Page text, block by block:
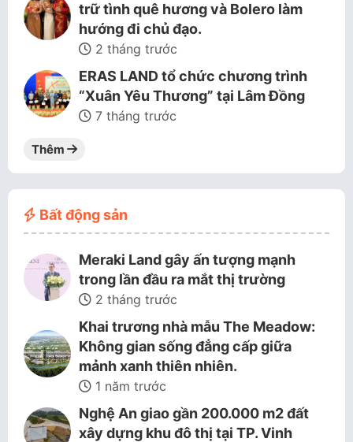
trữ tình quê hương và Bolero làm
hướng đi chủ đạo.
2 tháng trước
ERAS LAND tổ chức chương trình
“Xuân Yêu Thương” tại Lâm Đồng
7 tháng trước
Thêm
Bất động sản
Meraki Land gây ấn tượng mạnh
trong lần đầu ra mắt thị trường
2 tháng trước
Khai trương nhà mẫu The Meadow:
Không gian sống đẳng cấp giữa
mảnh xanh thiên nhiên.
1 năm trước
Nghệ An giao gần 200.000 m2 đất
xây dựng khu đô thị tại TP. Vinh